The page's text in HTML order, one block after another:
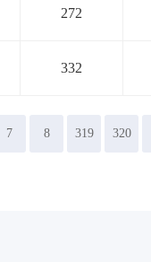
272
332
7 8 319 320